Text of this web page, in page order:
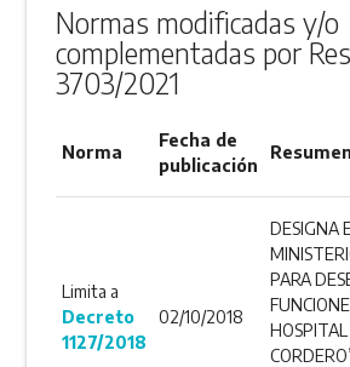
Normas modificadas y/o
complementadas por
3703/2021
Norma
Fecha de
publicación
Resumen
Limita a
Decreto
1127/2018
02/10/2018
DESIGNA
PARA